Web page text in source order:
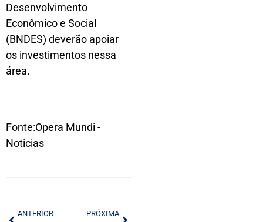
Desenvolvimento
Econômico e Social
(BNDES) deverão apoiar
os investimentos nessa
área.
Fonte:Opera Mundi -
Noticias
ANTERIOR
PRÓXIMA